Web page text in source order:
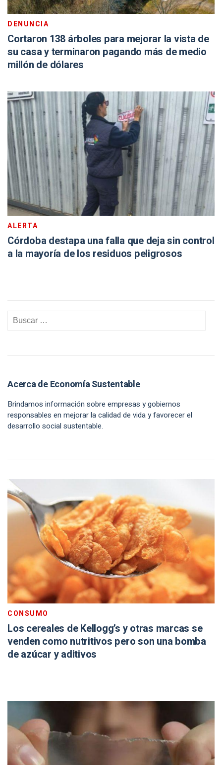
DENUNCIA
Cortaron 138 árboles para mejorar la vista de
su casa y terminaron pagando más de medio
millón de dólares
ALERTA
Córdoba destapa una falla que deja sin control
a la mayoría de los residuos peligrosos
Acerca de Economía Sustentable
Brindamos información sobre empresas y gobiernos
responsables en mejorar la calidad de vida y favorecer el
desarrollo social sustentable.
CONSUMO
Los cereales de Kellogg’s y otras marcas se
venden como nutritivos pero son una bomba
de azúcar y aditivos